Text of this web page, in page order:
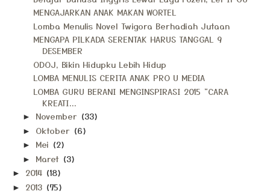
MENGAJARKAN ANAK MAKAN WORTEL
Lomba Menulis Novel Twigora Berhadiah Jutaan
MENGAPA PILKADA SERENTAK HARUS TANGGAL 9
DESEMBER
ODOJ, Bikin Hidupku Lebih Hidup
LOMBA MENULIS CERITA ANAK PRO U MEDIA
LOMBA GURU BERANI MENGINSPIRASI 2015 “CARA
KREATI...
► November (33)
► Oktober (6)
► Mei (2)
► Maret (3)
► 2014 (18)
► 2013 (75)